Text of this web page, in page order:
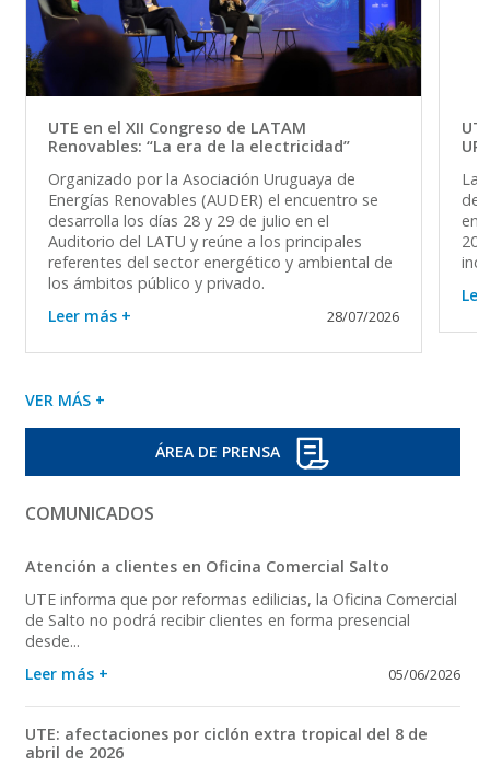
UTE en el XII Congreso de LATAM
Renovables: “La era de la electricidad”
Organizado por la Asociación Uruguaya de
Energías Renovables (AUDER) el encuentro se
desarrolla los días 28 y 29 de julio en el
Auditorio del LATU y reúne a los principales
referentes del sector energético y ambiental de
los ámbitos público y privado.
Leer más +
28/07/2026
La
del
en
VER MÁS +
ÁREA DE PRENSA
COMUNICADOS
Atención a clientes en Oficina Comercial Salto
UTE informa que por reformas edilicias, la Oficina Comercial
de Salto no podrá recibir clientes en forma presencial
desde...
Leer más +
05/06/2026
UTE: afectaciones por ciclón extra tropical del 8 de
abril de 2026